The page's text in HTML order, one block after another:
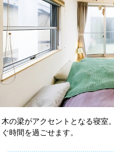
木の梁がアクセントとなる寝室
ぐ時間を過ごせます。